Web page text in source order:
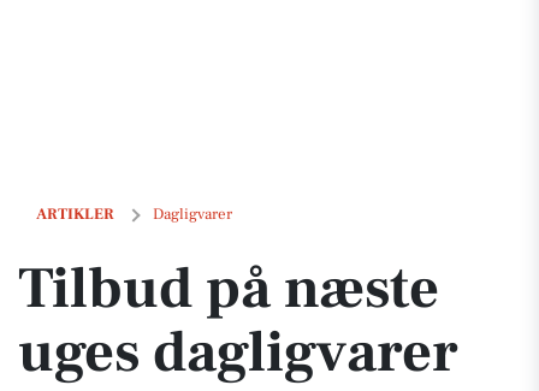
ARTIKLER Dagligvarer
Tilbud på næste uges dagligvarer
Tilbud på næste
uges dagligvarer